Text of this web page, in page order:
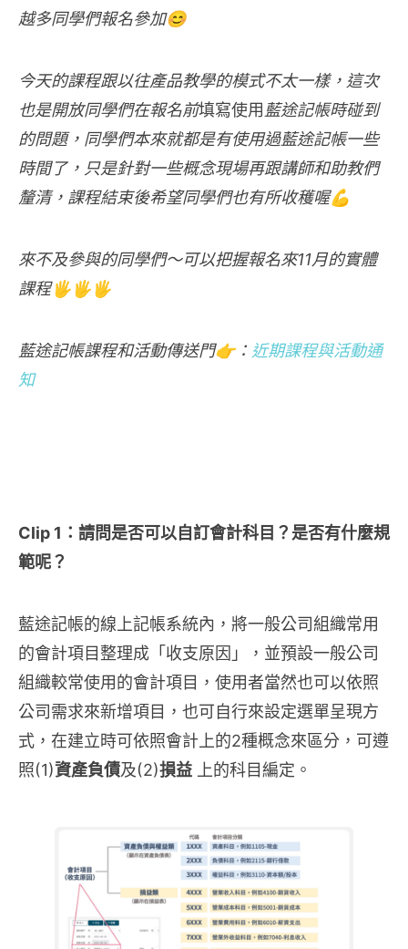
越多同學們報名參加😊
今天的課程跟以往產品教學的模式不太一樣，這次
也是開放同學們在報名前填寫使用 藍途記帳時碰到
的問題，同學們本來就都是有使用過藍途記帳一些
時間了，只是針對一些概念現場再跟講師和助教們
釐清，課程結束後希望同學們也有所收穫喔💪
來不及參與的同學們～可以把握報名來11月的實體
課程🖐🖐🖐
藍途記帳課程和活動傳送門👉： 近期課程與活動通
知
Clip 1：請問是否可以自訂會計科目？是否有什麼規
範呢？
藍途記帳的線上記帳系統內，將一般公司組織常用
的會計項目整理成「收支原因」，並預設一般公司
組織較常使用的會計項目，使用者當然也可以依照
公司需求來新增項目，也可自行來設定選單呈現方
式，在建立時可依照會計上的2種概念來區分，可遵
照(1)資產負債及(2)損益 上的科目編定。